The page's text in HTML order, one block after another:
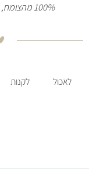
100% מהצומח, 0% ספאם. פשוט להצטרף, קל גם לבטל.
לאכול לקנות